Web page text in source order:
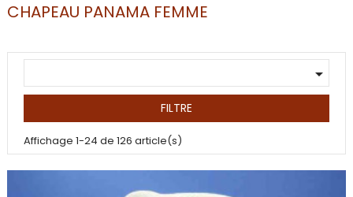
CHAPEAU PANAMA FEMME

FILTRE
Affichage 1-24 de 126 article(s)